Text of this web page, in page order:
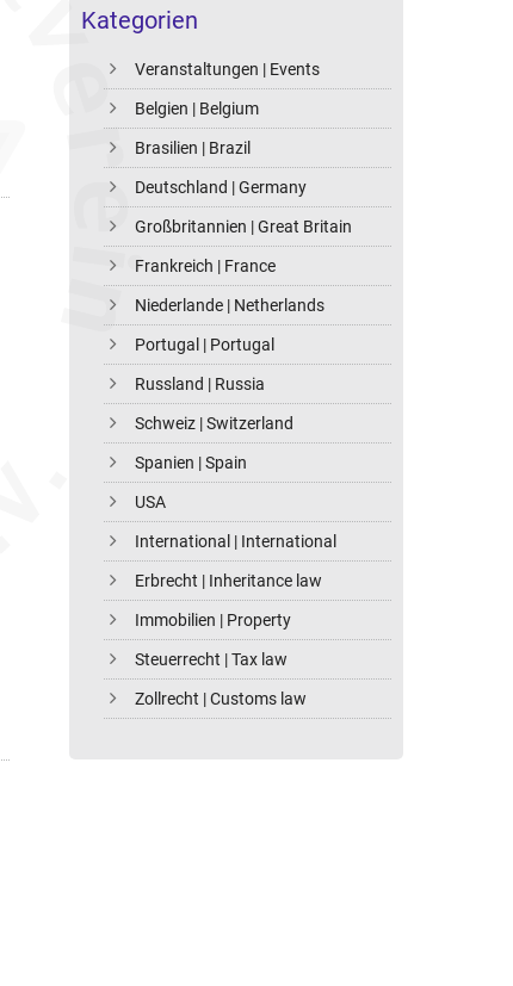
Kategorien
Veranstaltungen | Events
Belgien | Belgium
Brasilien | Brazil
Deutschland | Germany
Großbritannien | Great Britain
Frankreich | France
Niederlande | Netherlands
Portugal | Portugal
Russland | Russia
Schweiz | Switzerland
Spanien | Spain
USA
International | International
Erbrecht | Inheritance law
Immobilien | Property
Steuerrecht | Tax law
Zollrecht | Customs law